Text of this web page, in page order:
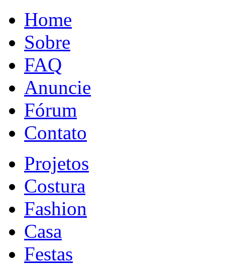
Home
Sobre
FAQ
Anuncie
Fórum
Contato
Projetos
Costura
Fashion
Casa
Festas